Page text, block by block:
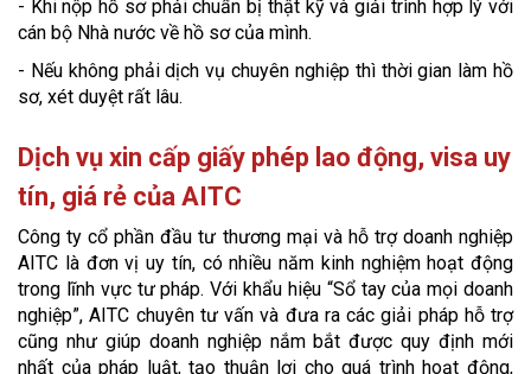
- Khi nộp hồ sơ phải chuẩn bị thật kỹ và giải trình hợp lý với
cán bộ Nhà nước về hồ sơ của mình.
- Nếu không phải dịch vụ chuyên nghiệp thì thời gian làm hồ
sơ, xét duyệt rất lâu.
Dịch vụ xin cấp giấy phép lao động, visa uy
tín, giá rẻ của AITC
Công ty cổ phần đầu tư thương mại và hỗ trợ doanh nghiệp
AITC là đơn vị uy tín, có nhiều năm kinh nghiệm hoạt động
trong lĩnh vực tư pháp. Với khẩu hiệu “Sổ tay của mọi doanh
nghiệp”, AITC chuyên tư vấn và đưa ra các giải pháp hỗ trợ
cũng như giúp doanh nghiệp nắm bắt được quy định mới
nhất của pháp luật, tạo thuận lợi cho quá trình hoạt động,